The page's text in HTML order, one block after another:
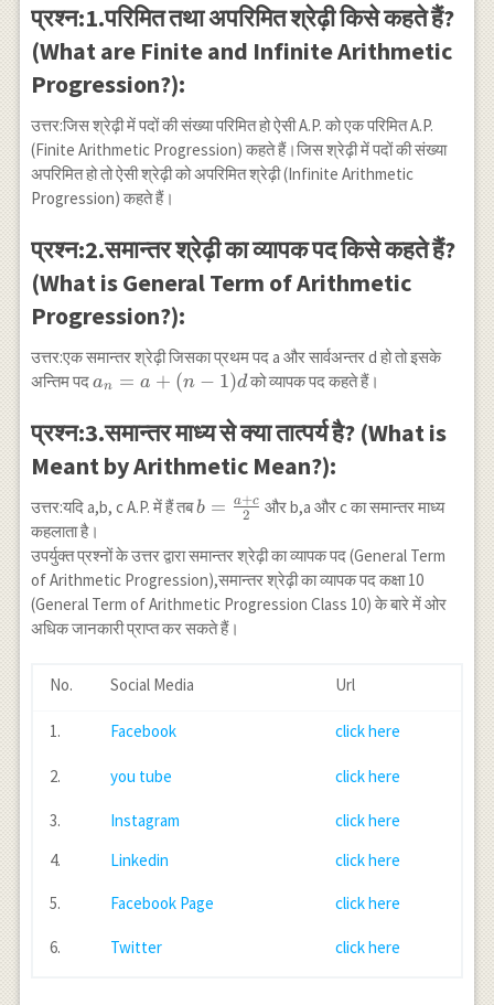
प्रश्न:1.परिमित तथा अपरिमित श्रेढ़ी किसे कहते हैं?
(What are Finite and Infinite Arithmetic
Progression?):
उत्तर:जिस श्रेढ़ी में पदों की संख्या परिमित हो ऐसी A.P. को एक परिमित A.P.
(Finite Arithmetic Progression) कहते हैं।जिस श्रेढ़ी में पदों की संख्या
अपरिमित हो तो ऐसी श्रेढ़ी को अपरिमित श्रेढ़ी (Infinite Arithmetic
Progression) कहते हैं।
प्रश्न:2.समान्तर श्रेढ़ी का व्यापक पद किसे कहते हैं?
(What is General Term of Arithmetic
Progression?):
उत्तर:एक समान्तर श्रेढ़ी जिसका प्रथम पद a और सार्वअन्तर d हो तो इसके
अन्तिम पदa_n=a+
an = a + (n − 1)dको व्यापक पद कहते हैं।
प्रश्न:3.समान्तर माध्य से क्या तात्पर्य है? (What is
Meant by Arithmetic Mean?):
उत्तर:यदि a,b, c A.P. में हैं तबb=\frac{a+c}
b = 2
a+c और b,a और c का समान्तर माध्य
कहलाता है।
उपर्युक्त प्रश्नों के उत्तर द्वारा समान्तर श्रेढ़ी का व्यापक पद (General Term
of Arithmetic Progression),समान्तर श्रेढ़ी का व्यापक पद कक्षा 10
(General Term of Arithmetic Progression Class 10) के बारे में ओर
अधिक जानकारी प्राप्त कर सकते हैं।
No. Social Media Url
1. Facebook click here
2. you tube click here
3. Instagram
click here
4.
Linkedin click here
5. Facebook Page click here
6. Twitter click here